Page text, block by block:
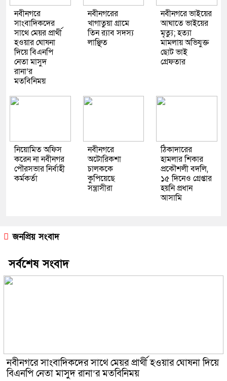
নবীনগরে
সাংবাদিকদের
সাথে মেয়র প্রার্থী
হওয়ার ঘোষনা
দিয়ে বিএনপি
নেতা মাসুদ
রানা’র
মতবিনিময়
নবীনগরের
খাগাতুয়া গ্রামে
তিন র‍্যাব সদস্য
লাঞ্ছিত
নবীনগরে ভাইয়ের
আঘাতে ভাইয়ের
মৃত্যু; হত্যা
মামলায় অভিযুক্ত
ছোট ভাই
গ্রেফতার
নিয়োমিত অফিস
করেন না নবীনগর
পৌরসভার নির্বাহী
কর্মকর্তা
নবীনগরে
অটোরিকশা
চালককে
কুপিয়েছে
সন্ত্রাসীরা
ঠিকাদারের
হামলার শিকার
প্রকৌশলী বদলি,
১৫ দিনেও গ্রেপ্তার
হয়নি প্রধান
আসামি
জনপ্রিয় সংবাদ
সর্বশেষ সংবাদ
নবীনগরে সাংবাদিকদের সাথে মেয়র প্রার্থী হওয়ার ঘোষনা দিয়ে
বিএনপি নেতা মাসুদ রানা’র মতবিনিময়